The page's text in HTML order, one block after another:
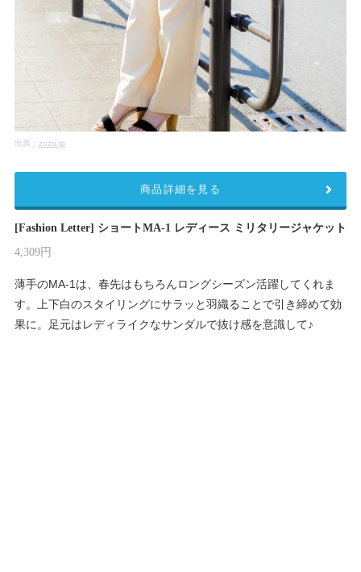
出典： zozo.jp
[Fashion Letter] ショートMA-1 レディース ミリタリージャケット
4,309円
薄手のMA-1は、春先はもちろんロングシーズン活躍してくれま
す。上下白のスタイリングにサラッと羽織ることで引き締めて効
果に。足元はレディライクなサンダルで抜け感を意識して♪
商品詳細を見る